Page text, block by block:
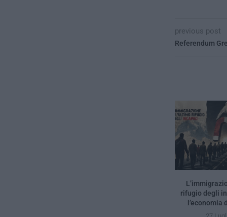
previous post
Referendum
rifugio degli
l’economia